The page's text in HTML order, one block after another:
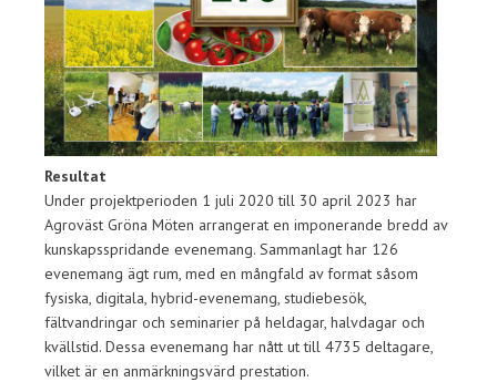
Resultat
Under projektperioden 1 juli 2020 till 30 april 2023 har
Agroväst Gröna Möten arrangerat en imponerande bredd av
kunskapsspridande evenemang. Sammanlagt har 126
evenemang ägt rum, med en mångfald av format såsom
fysiska, digitala, hybrid-evenemang, studiebesök,
fältvandringar och seminarier på heldagar, halvdagar och
kvällstid. Dessa evenemang har nått ut till 4735 deltagare,
vilket är en anmärkningsvärd prestation.